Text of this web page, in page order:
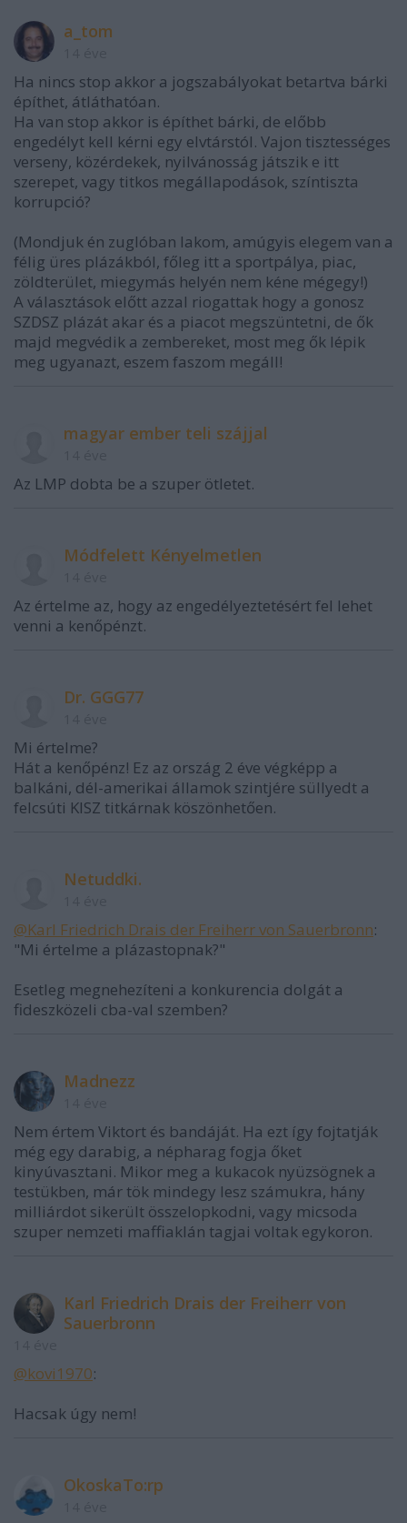
a_tom
Ha nincs stop akkor a jogszabályokat betartva bárki
építhet, átláthatóan.
Ha van stop akkor is építhet bárki, de előbb
engedélyt kell kérni egy elvtárstól. Vajon tisztességes
verseny, közérdekek, nyilvánosság játszik e itt
szerepet, vagy titkos megállapodások, színtiszta
korrupció?
(Mondjuk én zuglóban lakom, amúgyis elegem van a
félig üres plázákból, főleg itt a sportpálya, piac,
zöldterület, miegymás helyén nem kéne mégegy!)
A választások előtt azzal riogattak hogy a gonosz
SZDSZ plázát akar és a piacot megszüntetni, de ők
majd megvédik a zembereket, most meg ők lépik
meg ugyanazt, eszem faszom megáll!
magyar ember teli szájjal
Az LMP dobta be a szuper ötletet.
Módfelett Kényelmetlen
Az értelme az, hogy az engedélyeztetésért fel lehet
venni a kenőpénzt.
Dr. GGG77
Mi értelme?
Hát a kenőpénz! Ez az ország 2 éve végképp a
balkáni, dél-amerikai államok szintjére süllyedt a
felcsúti KISZ titkárnak köszönhetően.
Netuddki.
@Karl Friedrich Drais der Freiherr von Sauerbronn:
"Mi értelme a plázastopnak?"
Esetleg megnehezíteni a konkurencia dolgát a
fideszközeli cba-val szemben?
Madnezz
Nem értem Viktort és bandáját. Ha ezt így fojtatják
még egy darabig, a népharag fogja őket
kinyúvasztani. Mikor meg a kukacok nyüzsögnek a
testükben, már tök mindegy lesz számukra, hány
milliárdot sikerült összelopkodni, vagy micsoda
szuper nemzeti maffiaklán tagjai voltak egykoron.
Karl Friedrich Drais der Freiherr von
Sauerbronn
@kovi1970:
Hacsak úgy nem!
OkoskaTo:rp